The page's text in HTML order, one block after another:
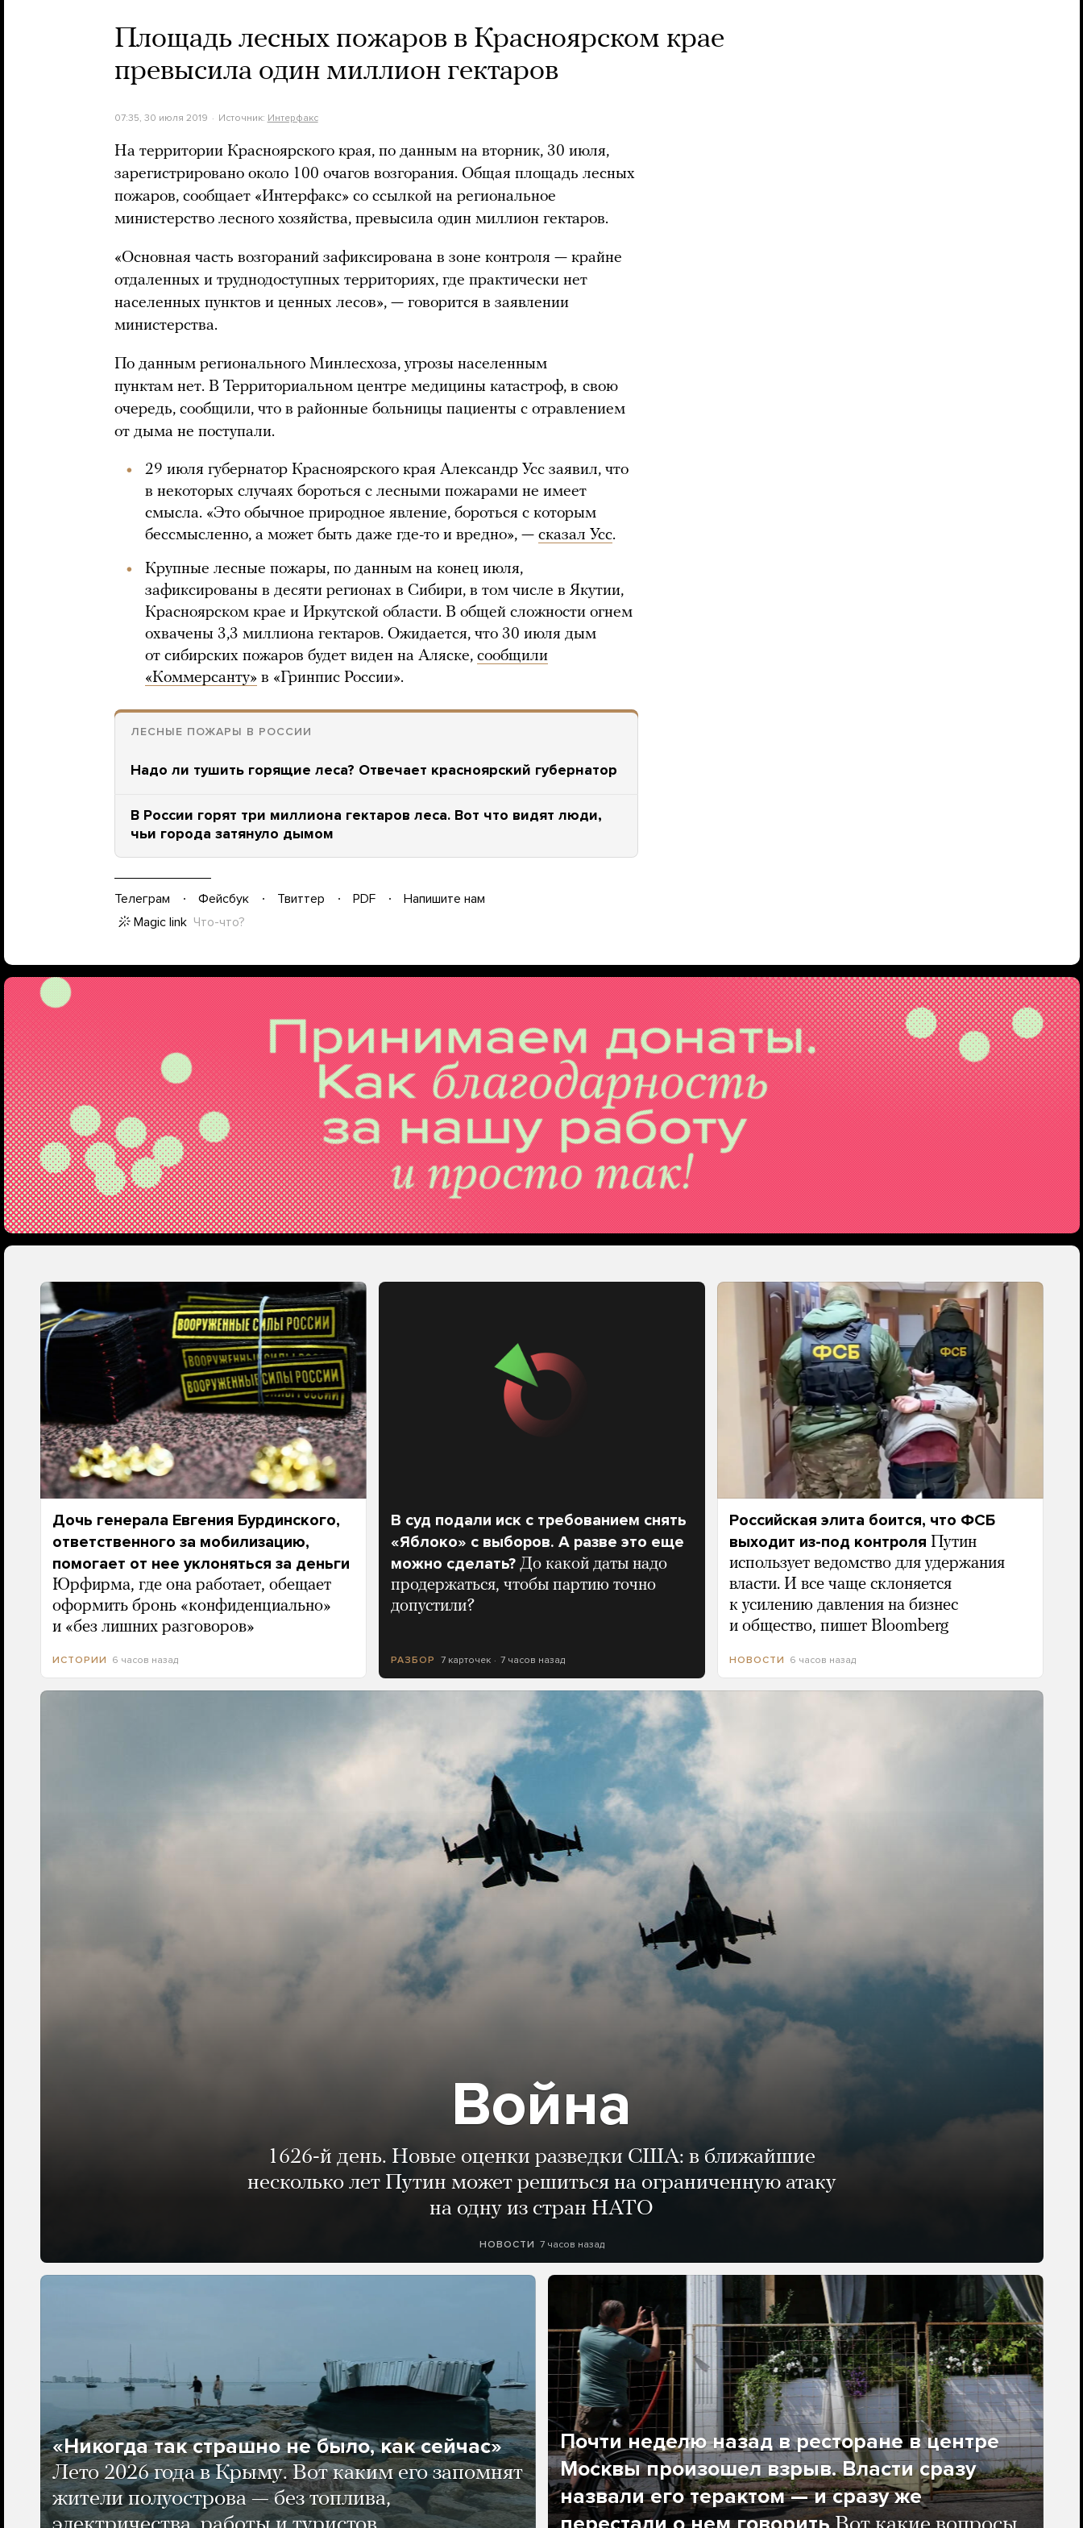
Площадь лесных пожаров в Красноярском крае
превысила один миллион гектаров
07:35, 30 июля 2019 Источник: Интерфакс
На территории Красноярского края, по данным на вторник, 30 июля,
зарегистрировано около 100 очагов возгорания. Общая площадь лесных
пожаров, сообщает «Интерфакс» со ссылкой на региональное
министерство лесного хозяйства, превысила один миллион гектаров.
«Основная часть возгораний зафиксирована в зоне контроля — крайне
отдаленных и труднодоступных территориях, где практически нет
населенных пунктов и ценных лесов», — говорится в заявлении
министерства.
По данным регионального Минлесхоза, угрозы населенным
пунктам нет. В Территориальном центре медицины катастроф, в свою
очередь, сообщили, что в районные больницы пациенты с отравлением
от дыма не поступали.
29 июля губернатор Красноярского края Александр Усс заявил, что
в некоторых случаях бороться с лесными пожарами не имеет
смысла. «Это обычное природное явление, бороться с которым
бессмысленно, а может быть даже где-то и вредно», — сказал Усс.
Крупные лесные пожары, по данным на конец июля,
зафиксированы в десяти регионах в Сибири, в том числе в Якутии,
Красноярском крае и Иркутской области. В общей сложности огнем
охвачены 3,3 миллиона гектаров. Ожидается, что 30 июля дым
от сибирских пожаров будет виден на Аляске, сообщили
«Коммерсанту» в «Гринпис России».
ЛЕСНЫЕ ПОЖАРЫ В РОССИИ
Надо ли тушить горящие леса? Отвечает красноярский губернатор
В России горят три миллиона гектаров леса. Вот что видят люди,
чьи города затянуло дымом
Телеграм Фейсбук Твиттер PDF
Напишите нам
Magic link Что-что?
Дочь генерала Евгения Бурдинского,
ответственного за мобилизацию,
помогает от нее уклоняться за деньги
Юрфирма, где она работает, обещает
оформить бронь «конфиденциально»
и «без лишних разговоров»
ИСТОРИИ 6 часов назад
В суд подали иск с требованием снять
«Яблоко» с выборов. А разве это еще
можно сделать? До какой даты надо
продержаться, чтобы партию точно
допустили?
РАЗБОР 7 карточек 7 часов назад
Российская элита боится, что ФСБ
выходит из-под контроля Путин
использует ведомство для удержания
власти. И все чаще склоняется
к усилению давления на бизнес
и общество, пишет Bloomberg
НОВОСТИ 6 часов назад
Война
1626-й день. Новые оценки разведки США: в ближайшие
несколько лет Путин может решиться на ограниченную атаку
на одну из стран НАТО
НОВОСТИ 7 часов назад
«Никогда так страшно не было, как сейчас»
Лето 2026 года в Крыму. Вот каким его запомнят
жители полуострова — без топлива,
Почти неделю назад в ресторане в центре
Москвы произошел взрыв. Власти сразу
назвали его терактом — и сразу же